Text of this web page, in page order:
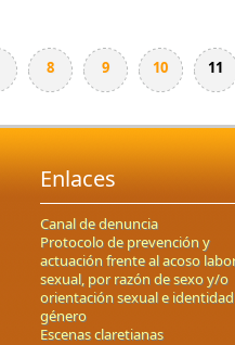
8 9 10 11
Enlaces
Canal de denuncia
Protocolo de prevención y
actuación frente al acoso
sexual, por razón de sexo y/o
orientación sexual e
género
Escenas claretianas